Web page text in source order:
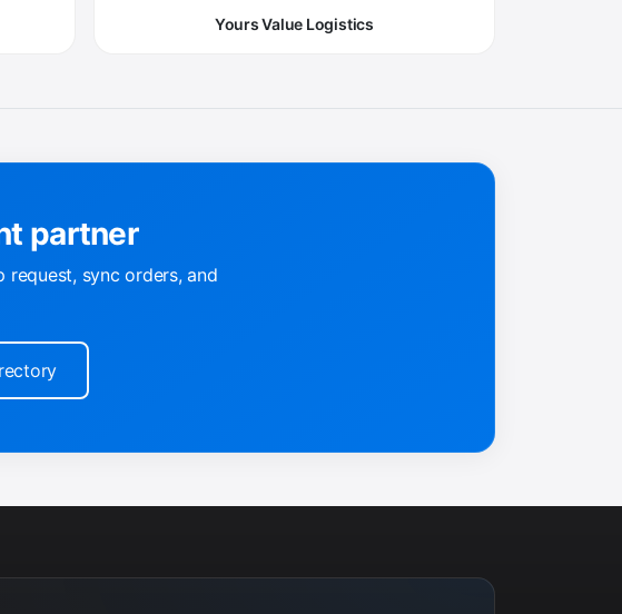
Yours Value Logistics
partner
request, sync orders, and